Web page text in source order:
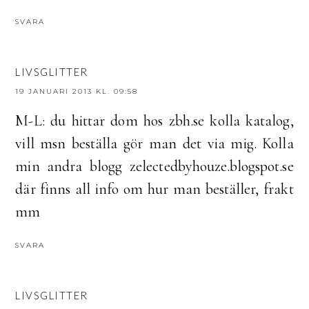
SVARA
LIVSGLITTER
19 JANUARI 2013 KL. 09:58
M-L: du hittar dom hos zbh.se kolla katalog,
vill msn beställa gör man det via mig. Kolla
min andra blogg zelectedbyhouze.blogspot.se
där finns all info om hur man beställer, frakt
mm
SVARA
LIVSGLITTER